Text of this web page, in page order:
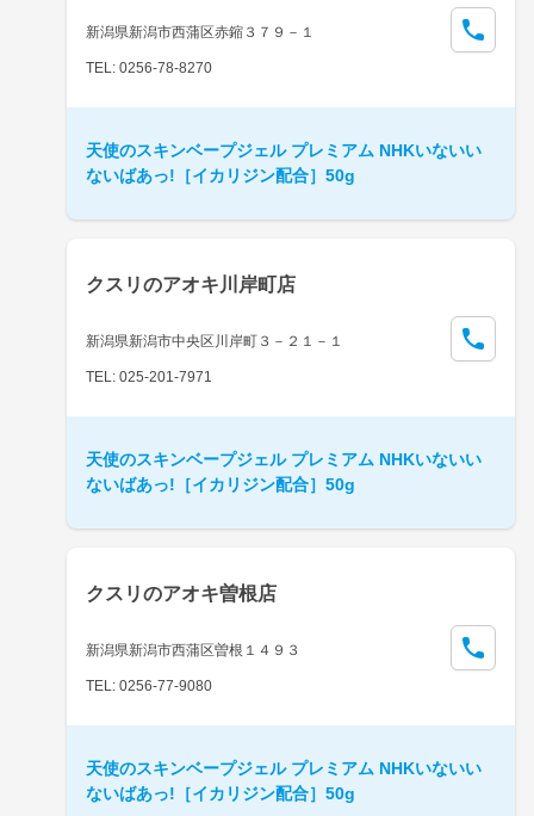
新潟県新潟市西蒲区赤鏥３７９－１
TEL: 0256-78-8270
天使のスキンベープジェル プレミアム NHKいないい
ないばあっ!［イカリジン配合］50g
クスリのアオキ川岸町店
新潟県新潟市中央区川岸町３－２１－１
TEL: 025-201-7971
天使のスキンベープジェル プレミアム NHKいないい
ないばあっ!［イカリジン配合］50g
クスリのアオキ曽根店
新潟県新潟市西蒲区曽根１４９３
TEL: 0256-77-9080
天使のスキンベープジェル プレミアム NHKいないい
ないばあっ!［イカリジン配合］50g